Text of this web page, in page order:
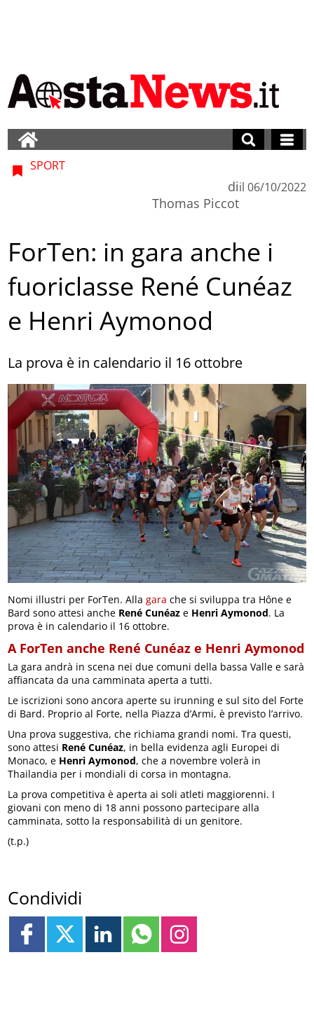
SPORT
di
Thomas Piccot
il 06/10/2022
ForTen: in gara anche i
fuoriclasse René Cunéaz
e Henri Aymonod
La prova è in calendario il 16 ottobre
Nomi illustri per ForTen. Allagara che si sviluppa tra Hône e
Bard sono attesi anche René Cunéaz e Henri Aymonod. La
prova è in calendario il 16 ottobre.
A ForTen anche René Cunéaz e Henri Aymonod
La gara andrà in scena nei due comuni della bassa Valle e sarà
affiancata da una camminata aperta a tutti.
Le iscrizioni sono ancora aperte su irunning e sul sito del Forte
di Bard. Proprio al Forte, nella Piazza d’Armi, è previsto l’arrivo.
Una prova suggestiva, che richiama grandi nomi. Tra questi,
sono attesi René Cunéaz, in bella evidenza agli Europei di
Monaco, e Henri Aymonod, che a novembre volerà in
Thailandia per i mondiali di corsa in montagna.
La prova competitiva è aperta ai soli atleti maggiorenni. I
giovani con meno di 18 anni possono partecipare alla
camminata, sotto la responsabilità di un genitore.
(t.p.)
Condividi